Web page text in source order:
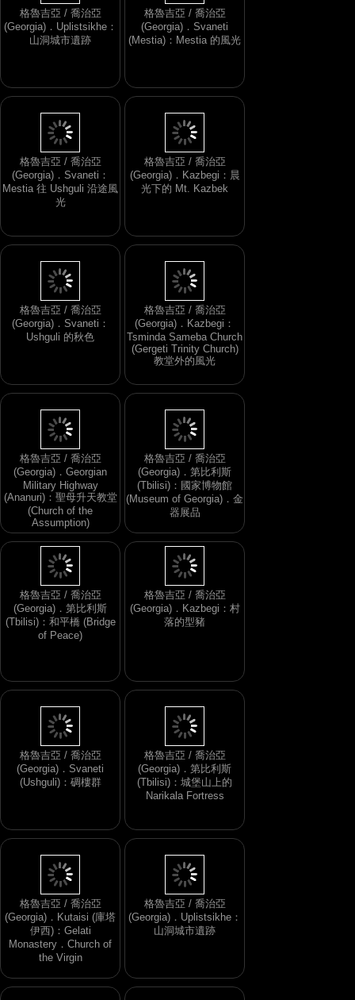
格魯吉亞 / 喬治亞
(Georgia)．Uplistsikhe：
山洞城市遺跡
格魯吉亞 / 喬治亞
(Georgia)．Svaneti
(Mestia)：Mestia 的風光
格魯吉亞 / 喬治亞
(Georgia)．Svaneti：
Mestia 往 Ushguli 沿途風
光
格魯吉亞 / 喬治亞
(Georgia)．Kazbegi：晨
光下的 Mt. Kazbek
格魯吉亞 / 喬治亞
(Georgia)．Svaneti：
Ushguli 的秋色
格魯吉亞 / 喬治亞
(Georgia)．Kazbegi：
Tsminda Sameba Church
(Gergeti Trinity Church)
教堂外的風光
格魯吉亞 / 喬治亞
(Georgia)．Georgian
Military Highway
(Ananuri)：聖母升天教堂
(Church of the
Assumption)
格魯吉亞 / 喬治亞
(Georgia)．第比利斯
(Tbilisi)：國家博物館
(Museum of Georgia)．金
器展品
格魯吉亞 / 喬治亞
(Georgia)．第比利斯
(Tbilisi)：和平橋 (Bridge
of Peace)
格魯吉亞 / 喬治亞
(Georgia)．Kazbegi：村
落的型豬
格魯吉亞 / 喬治亞
(Georgia)．Svaneti
(Ushguli)：碉樓群
格魯吉亞 / 喬治亞
(Georgia)．第比利斯
(Tbilisi)：城堡山上的
Narikala Fortress
格魯吉亞 / 喬治亞
(Georgia)．Kutaisi (庫塔
伊西)：Gelati
Monastery．Church of
the Virgin
格魯吉亞 / 喬治亞
(Georgia)．Uplistsikhe：
山洞城市遺跡